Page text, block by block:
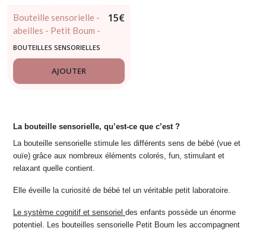
Bouteille sensorielle -
abeilles - Petit Boum -
dès 3mois
15€
BOUTEILLES SENSORIELLES
AJOUTER
La bouteille sensorielle, qu’est-ce que c’est ?
La bouteille sensorielle stimule les différents sens de bébé (vue et
ouïe) grâce aux nombreux éléments colorés, fun, stimulant et
relaxant quelle contient.
Elle éveille la curiosité de bébé tel un véritable petit laboratoire.
Le système cognitif et sensoriel des enfants possède un énorme
potentiel. Les bouteilles sensorielle Petit Boum les accompagnent